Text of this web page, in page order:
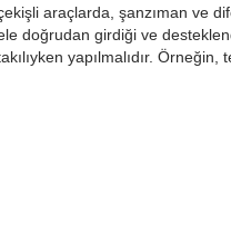
araçlarda, şanzıman ve
doğrudan girdiği ve
yapılmalıdır.